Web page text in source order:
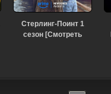
Стерлинг-Поинт 1
сезон [Смотреть